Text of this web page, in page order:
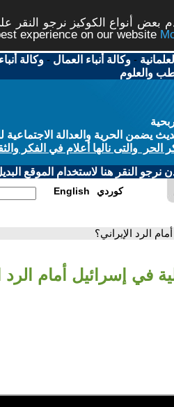
أنواع الكوكيز نرجو النقر
experience on our website
-وكالة أنباء العمال -وكالة
والعلوم
الحرية والعدالة الاجتماعية
والتى نالها أعلام في الفكر
النقر هنا لاستخدام الموقع
English كوردي
الرد الإيراني؟
في إسرائيل أمام الرد